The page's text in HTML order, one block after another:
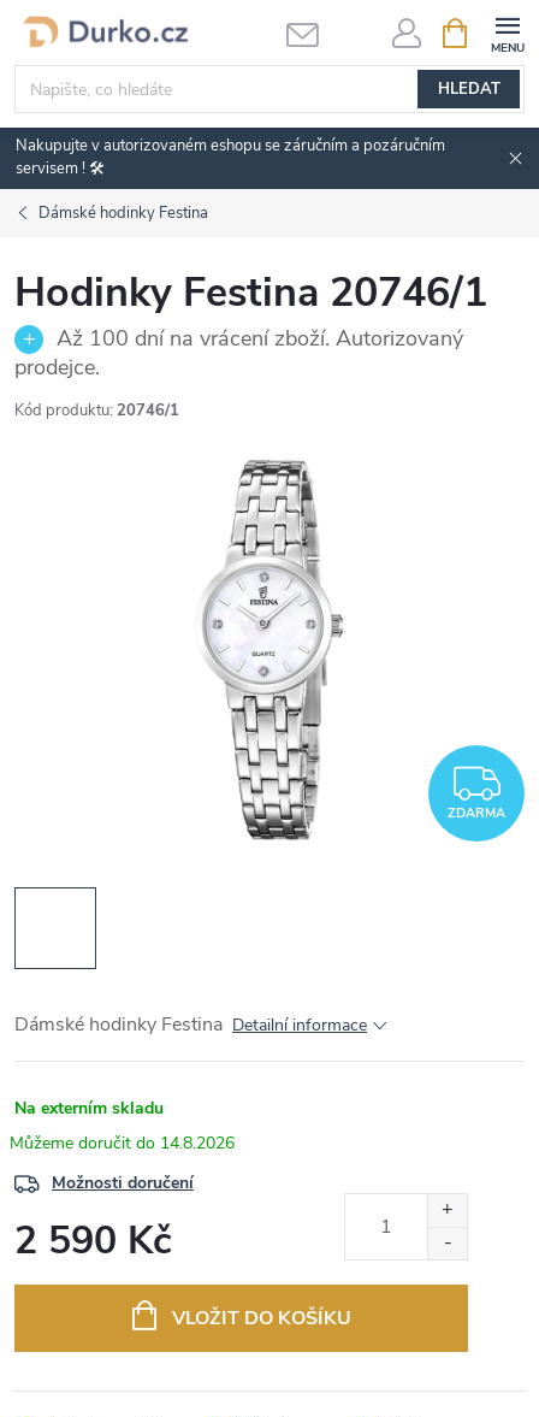
Přejít
obsah
HLEDAT
NÁKUPNÍ
KOŠÍK
Nakupujte v autorizovaném eshopu se záručním a pozáručním
servisem ! 🛠️
Dámské hodinky Festina
Hodinky Festina 20746/1
Až 100 dní na vrácení zboží. Autorizovaný
prodejce.
Kód produktu: 20746/1
ZDARMA
Dámské hodinky Festina Detailní informace
Na externím skladu
14.8.2026
Možnosti doručení
2 590 Kč
VLOŽIT DO KOŠÍKU